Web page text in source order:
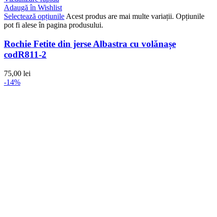
Adaugă în Wishlist
Selectează opțiunileAcest produs are mai multe variații. Opțiunile
pot fi alese în pagina produsului.
Rochie Fetite din jerse Albastra cu volănașe
codR811-2
75,00 lei
-14%